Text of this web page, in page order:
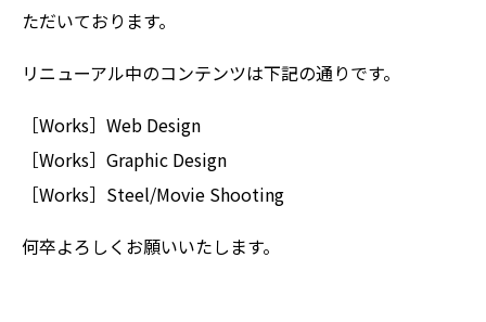
ただいております。
リニューアル中のコンテンツは下記の通りです。
［Works］Web Design
［Works］Graphic Design
［Works］Steel/Movie Shooting
何卒よろしくお願いいたします。